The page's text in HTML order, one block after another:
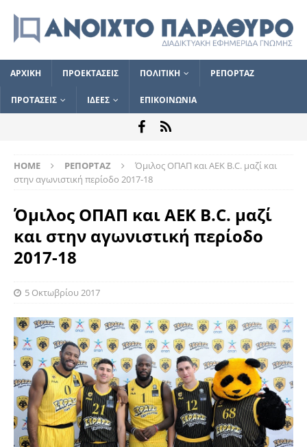
ΑΡΧΙΚΗ ΠΡΟΕΚΤΑΣΕΙΣ ΠΟΛΙΤΙΚΗ ΡΕΠΟΡΤΑΖ
ΠΡΟΤΑΣΕΙΣ ΙΔΕΕΣ ΕΠΙΚΟΙΝΩΝΙΑ
HOME ΡΕΠΟΡΤΑΖ
Όμιλος ΟΠΑΠ και ΑΕΚ B.C. μαζί και
στην αγωνιστική περίοδο 2017-18
Όμιλος ΟΠΑΠ και ΑΕΚ B.C. μαζί
και στην αγωνιστική περίοδο
2017-18
5 Οκτωβρίου 2017